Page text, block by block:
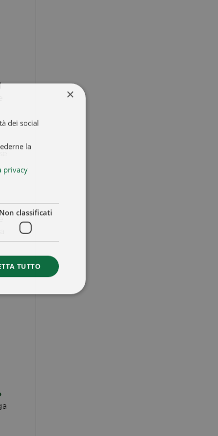
×
dei social
la
privacy
Non classificati
TUTTO